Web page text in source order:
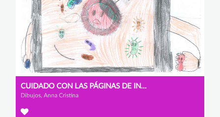
CUIDADO CON LAS PÁGINAS DE INTERNET
Dibujos, Anna Cristina